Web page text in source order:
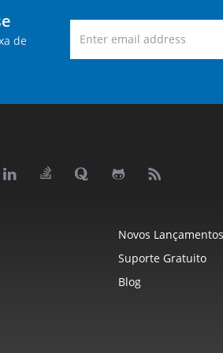
de
Novos Lançamentos
Suporte Gratuito
Blog